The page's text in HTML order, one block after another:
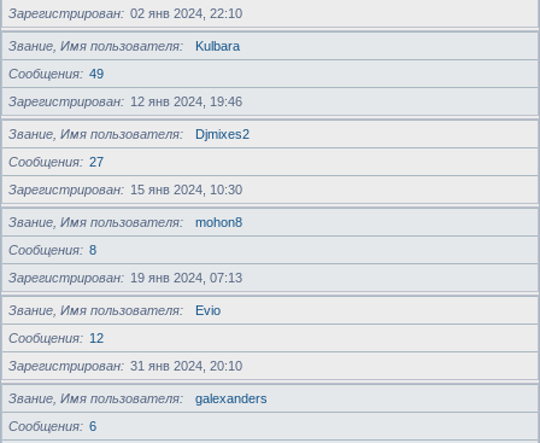
Зарегистрирован
02 янв 2024, 22:10
Звание, Имя пользователя
Kulbara
Сообщения
49
Зарегистрирован
12 янв 2024, 19:46
Звание, Имя пользователя
Djmixes2
Сообщения
27
Зарегистрирован
15 янв 2024, 10:30
Звание, Имя пользователя
mohon8
Сообщения
8
Зарегистрирован
19 янв 2024, 07:13
Звание, Имя пользователя
Evio
Сообщения
12
Зарегистрирован
31 янв 2024, 20:10
Звание, Имя пользователя
galexanders
Сообщения
6